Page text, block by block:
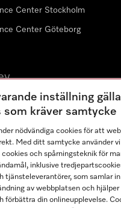
Center Stockholm
Center Göteborg
gemenskap
Facebook
Miele på Instagram
Miele på Youtube
inställning
som kräver samtycke
nödvändiga cookies för att
Med ditt samtycke använder
cookies och spårningsteknik för
inklusive
tjänsteleverantörer, som samlar
av webbplatsen och hjälper
förbättra din onlineupplevelse.